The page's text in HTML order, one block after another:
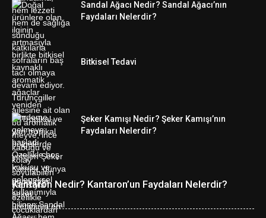
Sandal Ağacı Nedir? Sandal Ağacı’nın
Faydaları Nelerdir?
Bitkisel Tedavi
Şeker Kamışı Nedir? Şeker Kamışı’nın
Faydaları Nelerdir?
Kantaron Nedir? Kantaron’un Faydaları Nelerdir?